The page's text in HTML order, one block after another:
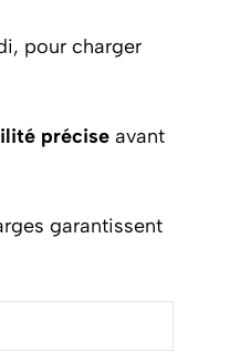
pour charger
précise avant
garantissent